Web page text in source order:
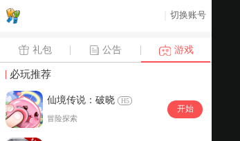
切换账号
礼包 公告 游戏
必玩推荐
仙境传说：破晓 H5
冒险探索
开始